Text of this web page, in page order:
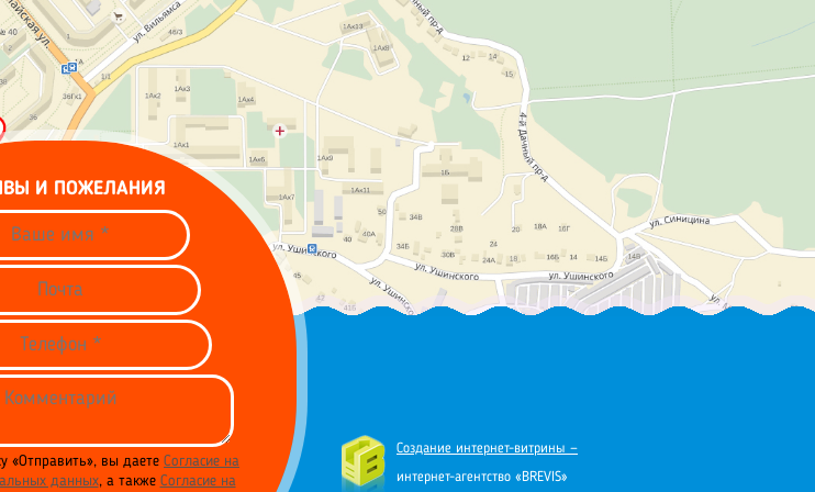
Создание интернет-витрины —
интернет-агентство «BREVIS»
И ПОЖЕЛАНИЯ
«Отправить», вы даете Согласие на
данных, а также Согласие на